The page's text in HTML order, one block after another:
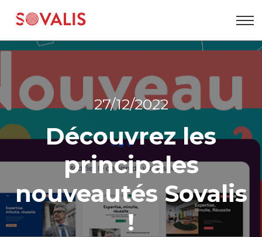
contenu
27/12/2022
Découvrez les
principales
nouveautés Sovalis
!